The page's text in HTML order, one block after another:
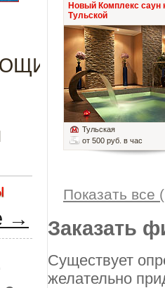
Новый Комплекс саун
Тульской
Тульская
от 500 руб. в час
Показать все
Заказать
Существует
желательно
→